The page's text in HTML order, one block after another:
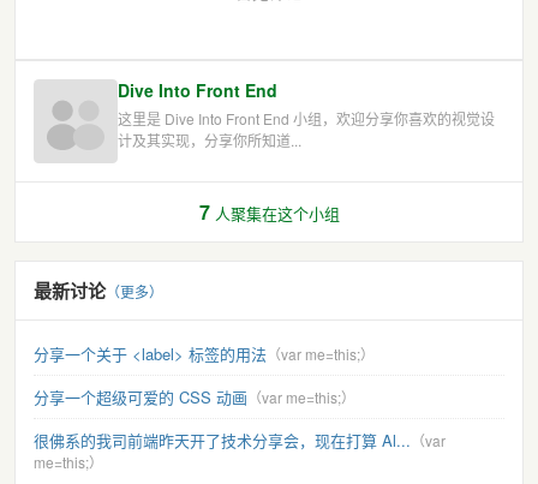
Dive Into Front End
这里是 Dive Into Front End 小组，欢迎分享你喜欢的视觉设
计及其实现，分享你所知道...
7人聚集在这个小组
最新讨论（更多）
分享一个关于 <label> 标签的用法 （var me=this;）
分享一个超级可爱的 CSS 动画 （var me=this;）
很佛系的我司前端昨天开了技术分享会，现在打算 Al... （var
me=this;）